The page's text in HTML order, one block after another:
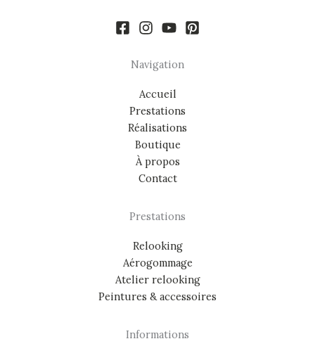
Navigation
Accueil
Prestations
Réalisations
Boutique
À propos
Contact
Prestations
Relooking
Aérogommage
Atelier relooking
Peintures & accessoires
Informations